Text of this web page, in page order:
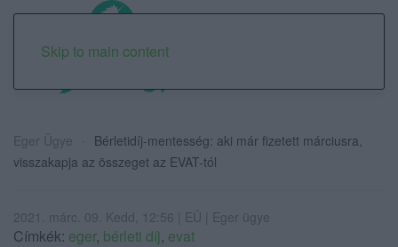
Skip to main content
Eger Ügye
Bérletidíj-mentesség: aki már fizetett márciusra,
visszakapja az összeget az EVAT-tól
2021. márc. 09. Kedd, 12:56 | EÜ | Eger ügye
Címkék: eger, bérleti díj, evat